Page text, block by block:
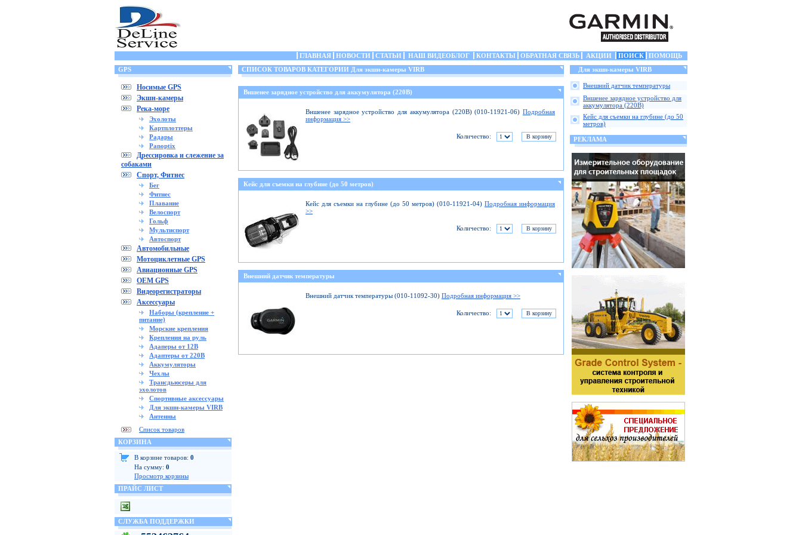
ГЛАВНАЯ НОВОСТИ СТАТЬИ НАШ ВИДЕОБЛОГ КОНТАКТЫ ОБРАТНАЯ СВЯЗЬ АКЦИИ ПОИСК
ПОМОЩЬ
GPS
Носимые GPS
Экшн-камеры
Река-море
Эхолоты
Картплоттеры
Радары
Panoptix
Дрессировка и слежение за
собаками
Спорт, Фитнес
Бег
Фитнес
Плавание
Велоспорт
Гольф
Мультиспорт
Автоспорт
Автомобильные
Мотоциклетные GPS
Авиационные GPS
OEM GPS
Видеорегистраторы
Аксессуары
Наборы (крепление +
питание)
Морские крепления
Крепления на руль
Адаперы от 12В
Адаптеры от 220В
Аккумуляторы
Чехлы
Трансдьюсеры для
эхолотов
Спортивные аксессуары
Для экшн-камеры VIRB
Антенны
Список товаров
КОРЗИНА
В корзине товаров: 0
На сумму: 0
Просмотр корзины
ПРАЙС ЛИСТ
СЛУЖБА ПОДДЕРЖКИ
СПИСОК ТОВАРОВ КАТЕГОРИИ Для экшн-камеры VIRB
Вншенее зарядное устройство для аккумулятора (220В)
Вншенее зарядное устройство для аккумулятора (220В) (010-11921-06) Подробная
информация >>
Количество:
Кейс для съемки на глубине (до 50 метров)
Кейс для съемки на глубине (до 50 метров) (010-11921-04) Подробная информация
>>
Количество:
Внешний датчик температуры
Внешний датчик температуры (010-11092-30) Подробная информация >>
Количество:
Для экшн-камеры VIRB
Внешний датчик температуры
Вншенее зарядное устройство для
аккумулятора (220В)
Кейс для съемки на глубине (до 50
метров)
РЕКЛАМА